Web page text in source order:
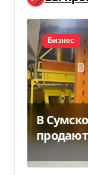
Бизнес
В
границу